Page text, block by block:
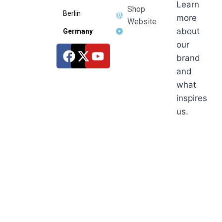
Berlin
Germany
Shop
Website
Learn
more
about
our
brand
and
what
inspires
us.